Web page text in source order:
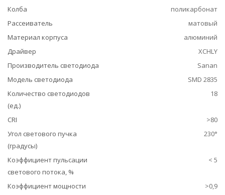
Колба
поликарбонат
Рассеиватель
матовый
Материал корпуса
алюминий
Драйвер
XCHLY
Производитель светодиода
Sanan
Модель светодиода
SMD 2835
Количество светодиодов
(ед.)
18
CRI
>80
Угол светового пучка
(градусы)
230°
Коэффициент пульсации
светового потока, %
< 5
Коэффициент мощности
>0,9